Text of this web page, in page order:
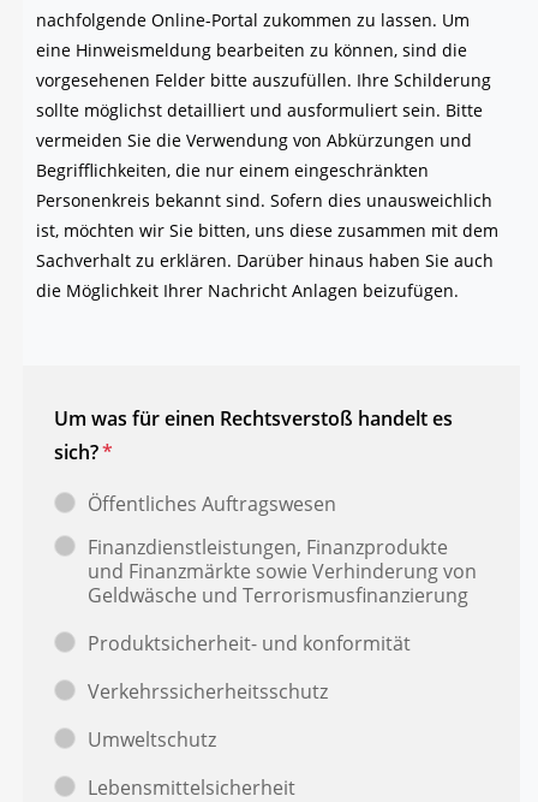
nach­fol­gen­de Online-Por­tal zukom­men zu las­sen. Um
eine Hin­weis­mel­dung bear­bei­ten zu kön­nen, sind die
vor­ge­se­he­nen Fel­der bit­te aus­zu­fül­len. Ihre Schil­de­rung
soll­te mög­lichst detail­liert und aus­for­mu­liert sein. Bit­te
ver­mei­den Sie die Ver­wen­dung von Abkür­zun­gen und
Begriff­lich­kei­ten, die nur einem ein­ge­schränk­ten
Per­so­nen­kreis bekannt sind. Sofern dies unaus­weich­lich
ist, möch­ten wir Sie bit­ten, uns die­se zusam­men mit dem
Sach­ver­halt zu erklä­ren. Dar­über hin­aus haben Sie auch
die Mög­lich­keit Ihrer Nach­richt Anla­gen beizufügen.
Um was für einen Rechtsverstoß handelt es
sich?*
Öffentliches Auftragswesen
Finanzdienstleistungen, Finanzprodukte
und Finanzmärkte sowie Verhinderung von
Geldwäsche und Terrorismusfinanzierung
Produktsicherheit- und konformität
Verkehrssicherheitsschutz
Umweltschutz
Lebensmittelsicherheit